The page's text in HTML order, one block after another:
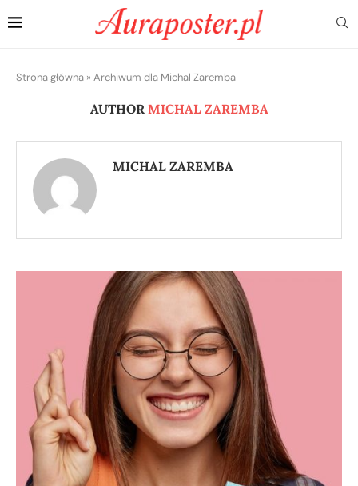
Strona główna » Archiwum dla Michal Zaremba
AUTHOR MICHAL ZAREMBA
MICHAL ZAREMBA